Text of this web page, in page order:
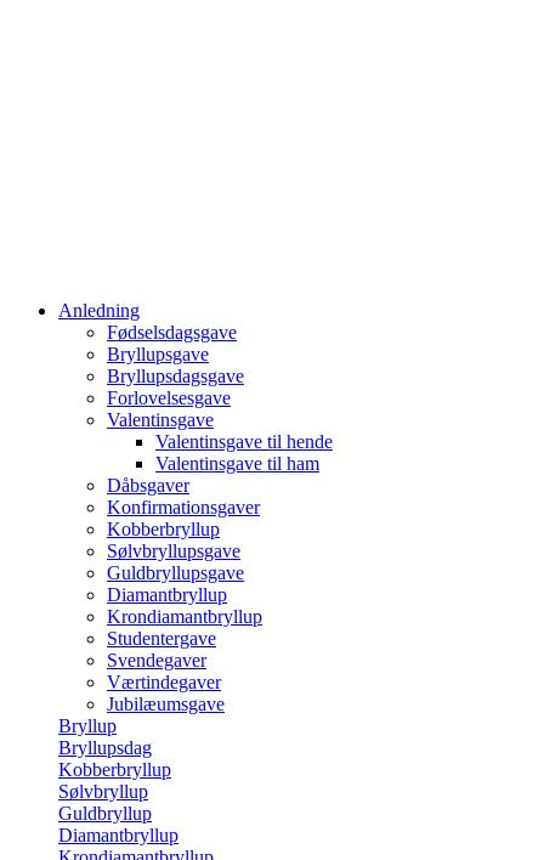
Anledning
Fødselsdagsgave
Bryllupsgave
Bryllupsdagsgave
Forlovelsesgave
Valentinsgave
Valentinsgave til hende
Valentinsgave til ham
Dåbsgaver
Konfirmationsgaver
Kobberbryllup
Sølvbryllupsgave
Guldbryllupsgave
Diamantbryllup
Krondiamantbryllup
Studentergave
Svendegaver
Værtindegaver
Jubilæumsgave
Bryllup
Bryllupsdag
Kobberbryllup
Sølvbryllup
Guldbryllup
Diamantbryllup